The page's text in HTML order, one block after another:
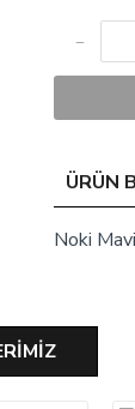
ÜRÜN
Noki